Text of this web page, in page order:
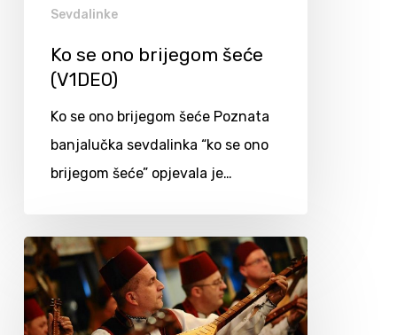
Sevdalinke
Ko se ono brijegom šeće
(V1DEO)
Ko se ono brijegom šeće Poznata
banjalučka sevdalinka “ko se ono
brijegom šeće” opjevala je…